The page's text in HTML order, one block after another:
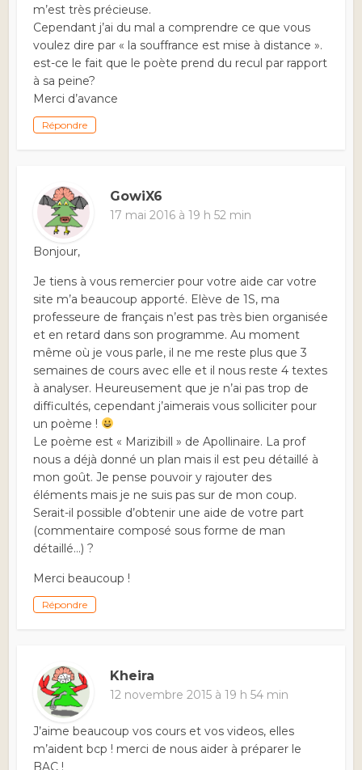
m’est très précieuse.
Cependant j’ai du mal a comprendre ce que vous
voulez dire par « la souffrance est mise à distance ».
est-ce le fait que le poète prend du recul par rapport
à sa peine?
Merci d’avance
Répondre
GowiX6
17 mai 2016 à 19 h 52 min
Bonjour,
Je tiens à vous remercier pour votre aide car votre
site m’a beaucoup apporté. Elève de 1S, ma
professeure de français n’est pas très bien organisée
et en retard dans son programme. Au moment
même où je vous parle, il ne me reste plus que 3
semaines de cours avec elle et il nous reste 4 textes
à analyser. Heureusement que je n’ai pas trop de
difficultés, cependant j’aimerais vous solliciter pour
un poème !
Le poème est « Marizibill » de Apollinaire. La prof
nous a déjà donné un plan mais il est peu détaillé à
mon goût. Je pense pouvoir y rajouter des
éléments mais je ne suis pas sur de mon coup.
Serait-il possible d’obtenir une aide de votre part
(commentaire composé sous forme de man
détaillé…) ?
Merci beaucoup !
Répondre
Kheira
12 novembre 2015 à 19 h 54 min
J’aime beaucoup vos cours et vos videos, elles
m’aident bcp ! merci de nous aider à préparer le
BAC !